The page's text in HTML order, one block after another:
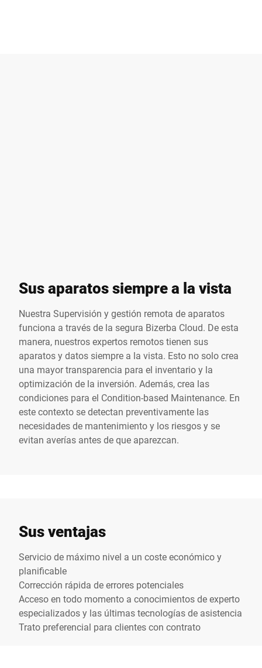
Sus aparatos siempre a la vista
Nuestra Supervisión y gestión remota de aparatos
funciona a través de la segura Bizerba Cloud. De esta
manera, nuestros expertos remotos tienen sus
aparatos y datos siempre a la vista. Esto no solo crea
una mayor transparencia para el inventario y la
optimización de la inversión. Además, crea las
condiciones para el Condition-based Maintenance. En
este contexto se detectan preventivamente las
necesidades de mantenimiento y los riesgos y se
evitan averías antes de que aparezcan.
Sus ventajas
Servicio de máximo nivel a un coste económico y
planificable
Corrección rápida de errores potenciales
Acceso en todo momento a conocimientos de experto
especializados y las últimas tecnologías de asistencia
Trato preferencial para clientes con contrato